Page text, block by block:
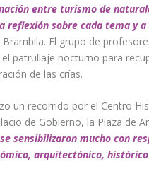
entre turismo de
reflexión sobre cada tema y
El grupo de
patrullaje nocturno para
de las crías.
un recorrido por el Centro
de Gobierno, la Plaza de
sensibilizaron mucho con
arquitectónico,